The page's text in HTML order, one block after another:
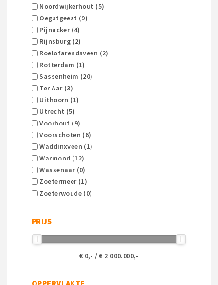
Noordwijkerhout (5)
Oegstgeest (9)
Pijnacker (4)
Rijnsburg (2)
Roelofarendsveen (2)
Rotterdam (1)
Sassenheim (20)
Ter Aar (3)
Uithoorn (1)
Utrecht (5)
Voorhout (9)
Voorschoten (6)
Waddinxveen (1)
Warmond (12)
Wassenaar (0)
Zoetermeer (1)
Zoeterwoude (0)
PRIJS
€ 0,- / € 2.000.000,-